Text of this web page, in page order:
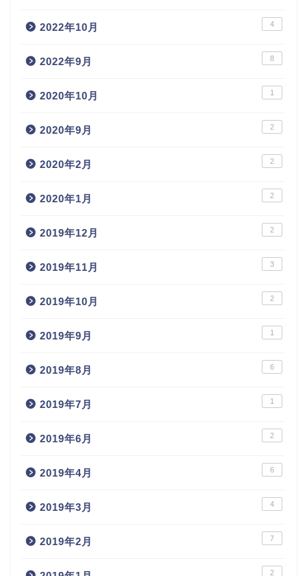
2022年10月 4
2022年9月 8
2020年10月 1
2020年9月 2
2020年2月 2
2020年1月 2
2019年12月 2
2019年11月 3
2019年10月 2
2019年9月 1
2019年8月 6
2019年7月 1
2019年6月 2
2019年4月 6
2019年3月 4
2019年2月 7
2